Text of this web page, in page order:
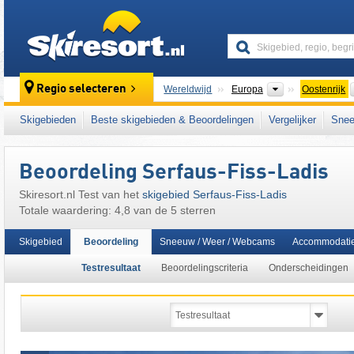
Regio selecteren Wereldwijd Europa Continenten
Oostenrijk
Dit skigebied ligt ook in: Samnaungroep,
het westen van Oostenrijk
Oostenrijkse Alpen
Skigebieden Beste skigebieden & Beoordelingen Vergelijker
Beoordeling Serfaus-Fiss-Ladis
Skiresort.nl Test van het skigebied Serfaus-Fiss-Ladis
Totale waardering: 4,8 van de 5 sterren
Skigebied Beoordeling
Testresultaat Beoordelingscriteria Onderscheidingen
Sneeuw / Weer / Webcams